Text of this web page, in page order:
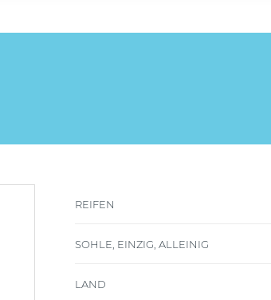
REIFEN
SOHLE, EINZIG, ALLEINIG
LAND